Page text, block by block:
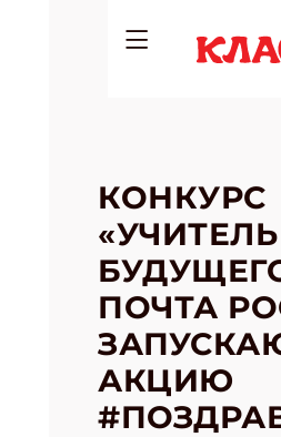
КОНКУРС
«УЧИТЕЛЬ
ПОЧТА
АКЦИЮ